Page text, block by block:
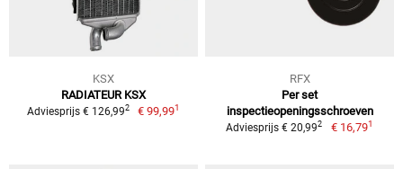
KSX
RADIATEUR KSX
Adviesprijs € 126,992 € 99,991
RFX
Per set
inspectieopeningsschroeven
Adviesprijs € 20,992 € 16,791